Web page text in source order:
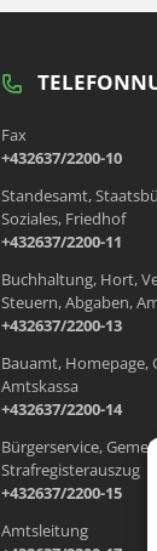
Fax
+432637/2200-10
Standesamt,
Soziales, Friedhof
+432637/2200-11
Buchhaltung, Hort,
Steuern, Abgaben,
+432637/2200-13
Bauamt, Homepage,
Amtskassa
+432637/2200-14
Bürgerservice,
Strafregisterauszug
+432637/2200-15
Amtsleitung